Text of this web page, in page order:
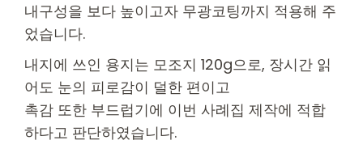
내구성을 보다 높이고자 무광코팅까지 적용해 주
었습니다.
내지에 쓰인 용지는 모조지 120g으로, 장시간 읽
어도 눈의 피로감이 덜한 편이고
촉감 또한 부드럽기에 이번 사례집 제작에 적합
하다고 판단하였습니다.